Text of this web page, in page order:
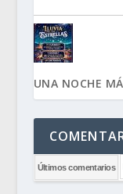
UNA NOCHE
Últimos comentarios